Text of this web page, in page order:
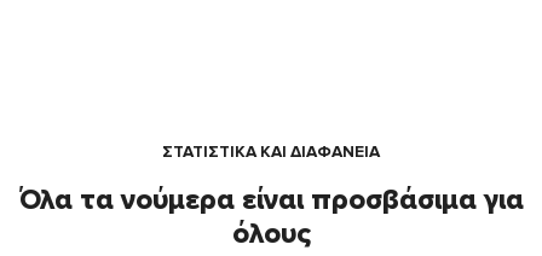
ΣΤΑΤΙΣΤΙΚΑ ΚΑΙ ΔΙΑΦΑΝΕΙΑ
Όλα τα νούμερα είναι προσβάσιμα για
όλους